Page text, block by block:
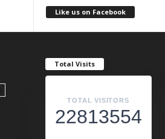
Like us on Facebook
Total Visits
TOTAL VISITORS
22813554